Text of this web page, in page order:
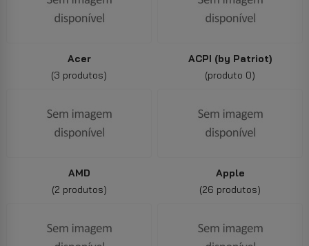
Acer
(3 produtos)
ACPI (by Patriot)
(produto 0)
AMD
(2 produtos)
Apple
(26 produtos)